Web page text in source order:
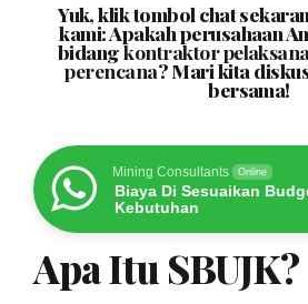
Yuk, klik tombol chat
kami: Apakah perusahaan
bidangkontraktor pelaksana
perencana? Mari kita
bersama!
Mining Consultants Online
Biaya Di Sesuaikan
Kebutuhan
Apa Itu SBUJK?